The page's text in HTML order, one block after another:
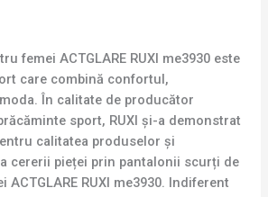
femei ACTGLARE RUXI me3930 este
care combină confortul,
În calitate de producător
sport, RUXI și-a demonstrat
calitatea produselor și
cererii pieței prin pantalonii scurți de
ACTGLARE RUXI me3930. Indiferent